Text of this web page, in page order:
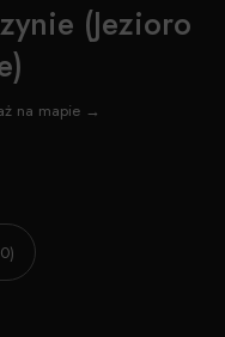
(Jezioro
na mapie →